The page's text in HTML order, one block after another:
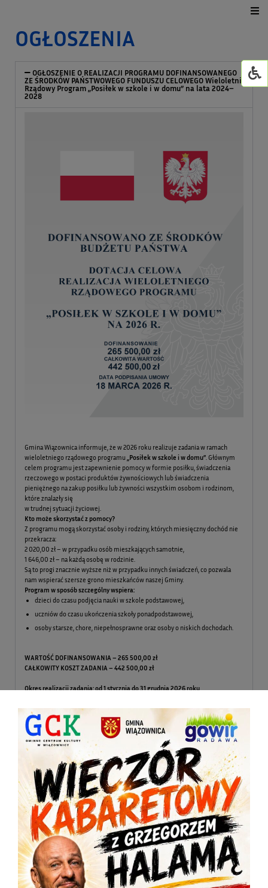
Życie kulturalne
GOWiR Radawa
OGŁOSZENIA
OGŁOSZENIE O REALIZACJI PROGRAMU DOFINANSOWANEGO
ZE ŚRODKÓW PAŃSTWOWEGO FUNDUSZU CELOWEGO Wieloletni
Rządowy Program „Posiłek w szkole i w domu” na lata 2024–
2028
Gmina Wiązownica informuje, że w 2026 roku realizuje zadania w ramach
wieloletniego rządowego programu
„Posiłek w szkole i w domu” . Głównym
celem programu jest zapewnienie pomocy w formie posiłku, świadczenia
rzeczowego w postaci produktów żywnościowych lub świadczenia
pieniężnego na zakup posiłku lub żywności wszystkim osobom i rodzinom,
które znalazły się
w trudnej sytuacji życiowej.
Kto może skorzystać z pomocy?
Z programu mogą skorzystać osoby i rodziny, których miesięczny dochód nie
przekracza:
2 020,00 zł – w przypadku osób mieszkających samotnie,
1 646,00 zł – na każdą osobę w rodzinie.
Są to progi znacznie wyższe niż w przypadku innych świadczeń, co pozwala
nam wspierać szersze grono mieszkańców naszej Gminy.
Program w sposób szczególny wspiera:
dzieci do czasu podjęcia nauki w szkole podstawowej,
uczniów do czasu ukończenia szkoły ponadpodstawowej,
osoby starsze, chore, niepełnosprawne oraz osoby o niskich dochodach.
WARTOŚĆ DOFINANSOWANIA – 265 500,00 zł
CAŁKOWITY KOSZT ZADANIA – 442 500,00 zł
Okres realizacji zadania: od 1 stycznia do 31 grudnia 2026 roku
Program „Posiłek w szkole i w domu” to nie tylko wsparcie materialne, to
element lokalnej polityki dbania o zdrowie i dobrą kondycję mieszkańców
Gminy Wiązownica. Zapewnienie pełnowartościowego posiłku dzieciom w
szkołach oraz wsparcie osób starszych w ich codziennym funkcjonowaniu to
nasz wspólny priorytet.
Jeśli chcą Państwo zadbać o ciepły posiłek dla swojego dziecka w szkole lub
potrzebują wsparcia dla siebie lub bliskiej osoby starszej – prosimy o kontakt.
Nasi pracownicy w przyjaznej atmosferze pomogą ustalić optymalną formę
wsparcia
i dopełnić wszelkich formalności.
Program "Asystent rodziny w 2024 r."
OGŁOSZENIE O NABORZE NA ŚWIADCZENIE USŁUGASYSTENTA
RODZINY W FORMIE UMOWY ZLECENIA
OGŁOSZENIE O REKRUTACJI UCZESTNIKÓW DO KLUBU SENIOR
+ W RADAWIE